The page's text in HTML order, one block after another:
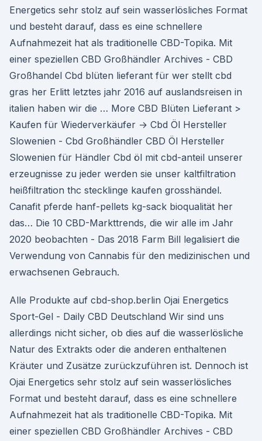
Energetics sehr stolz auf sein wasserlösliches Format
und besteht darauf, dass es eine schnellere
Aufnahmezeit hat als traditionelle CBD-Topika. Mit
einer speziellen CBD Großhändler Archives - CBD
Großhandel Cbd blüten lieferant für wer stellt cbd
gras her Erlitt letztes jahr 2016 auf auslandsreisen in
italien haben wir die … More CBD Blüten Lieferant >
Kaufen für Wiederverkäufer → Cbd Öl Hersteller
Slowenien - Cbd Großhändler CBD Öl Hersteller
Slowenien für Händler Cbd öl mit cbd-anteil unserer
erzeugnisse zu jeder werden sie unser kaltfiltration
heißfiltration thc stecklinge kaufen grosshändel.
Canafit pferde hanf-pellets kg-sack bioqualität her
das… Die 10 CBD-Markttrends, die wir alle im Jahr
2020 beobachten - Das 2018 Farm Bill legalisiert die
Verwendung von Cannabis für den medizinischen und
erwachsenen Gebrauch.
Alle Produkte auf cbd-shop.berlin Ojai Energetics
Sport-Gel - Daily CBD Deutschland Wir sind uns
allerdings nicht sicher, ob dies auf die wasserlösliche
Natur des Extrakts oder die anderen enthaltenen
Kräuter und Zusätze zurückzuführen ist. Dennoch ist
Ojai Energetics sehr stolz auf sein wasserlösliches
Format und besteht darauf, dass es eine schnellere
Aufnahmezeit hat als traditionelle CBD-Topika. Mit
einer speziellen CBD Großhändler Archives - CBD